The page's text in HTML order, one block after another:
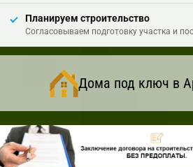
Планируем строительство
Согласовываем подготовку участка и
Дома под ключ в